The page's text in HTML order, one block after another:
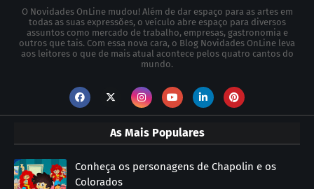
O Novidades OnLine mudou! Além de dar espaço para as artes em
todas as suas expressões, o veículo abre espaço para diversos
assuntos como mercado de trabalho, empresas, gastronomia e
outros que tais. Com essa nova cara, o Blog Novidades OnLine leva
aos leitores o que de mais atual acontece pelos quatro cantos do
mundo.
As Mais Populares
Conheça os personagens de Chapolin e os
Colorados